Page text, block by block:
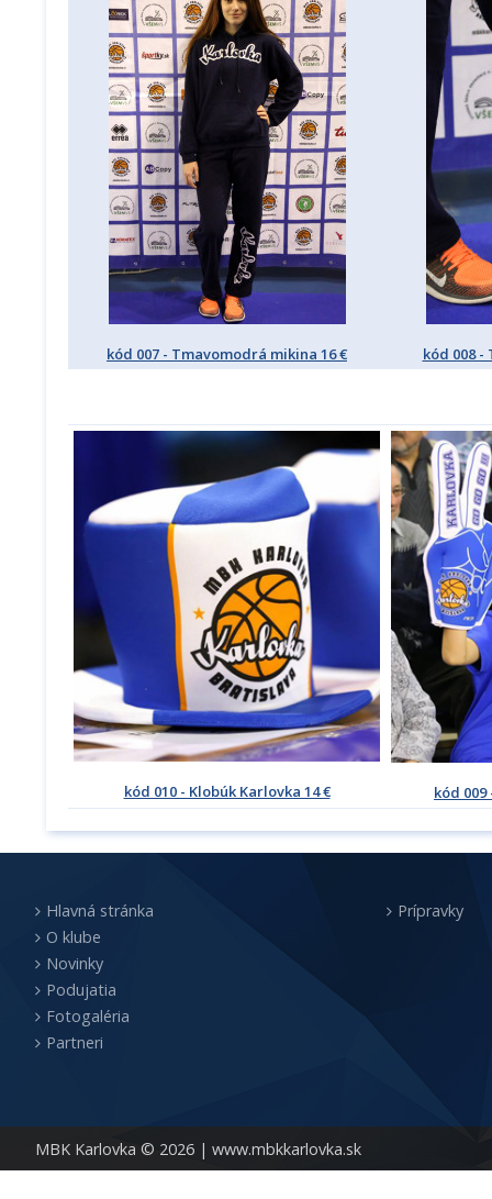
kód 007 - Tmavomodrá mikina 16 € kód 008 -
kód 010 - Klobúk Karlovka 14 € kód 009
MBK Karlovka © 2026 | www.mbkkarlovka.sk
Hlavná stránka
O klube
Novinky
Podujatia
Fotogaléria
Partneri
Prípravky